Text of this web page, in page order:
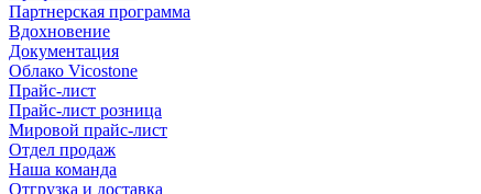
Партнерская программа
Вдохновение
Документация
Облако Vicostone
Прайс-лист
Прайс-лист розница
Мировой прайс-лист
Отдел продаж
Наша команда
Отгрузка и доставка